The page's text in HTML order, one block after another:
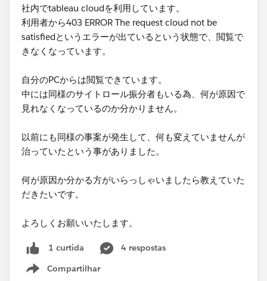
社内でtableau cloudを利用しています。
利用者から403 ERROR The request cloud not be
satisfiedというエラーが出ているという状態で、閲覧で
きなくなっています。
自分のPCからは閲覧できています。
中には同様のサイトロール振分者もいる為、何が原因で
見れなくなっているのか分かりません。
以前にも同様の事案が発生して、何も変えていませんが
治っていたという事がありました。
何が原因か分かる方がいらっしゃいましたら教えていた
だきたいです。
よろしくお願いいたします。
1 curtida
4 respostas
Compartilhar
Show menu